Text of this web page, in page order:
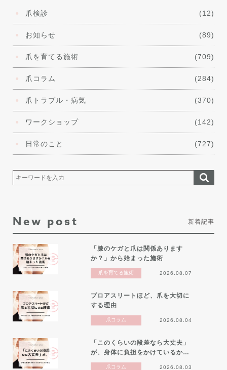
爪検診 (12)
お知らせ (89)
爪を育てる施術 (709)
爪コラム (284)
爪トラブル・病気 (370)
ワークショップ (142)
日常のこと (727)
New post 新着記事
「膝のケガと爪は関係あります
か？」から始まった施術
爪を育てる施術 2026.08.07
プロアスリートほど、爪を大切に
する理由
爪コラム 2026.08.04
「このくらいの段差なら大丈夫」
が、身体に負担をかけているか…
爪コラム 2026.08.03